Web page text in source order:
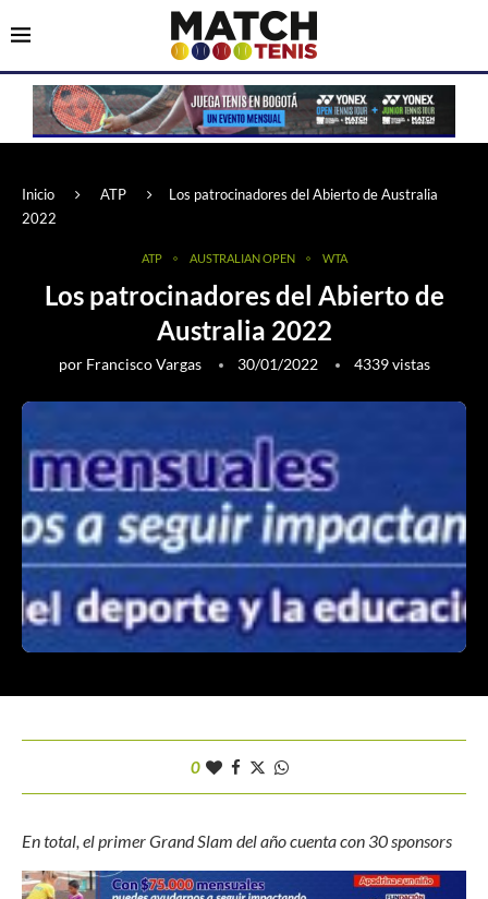
Inicio ATP
Los patrocinadores del Abierto de Australia
2022
ATP AUSTRALIAN OPEN WTA
Los patrocinadores del Abierto de
Australia 2022
por Francisco Vargas 30/01/2022 4339vistas
0
En total, el primer Grand Slam del año cuenta con 30 sponsors